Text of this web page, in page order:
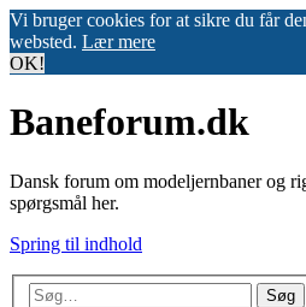
Vi bruger cookies for at sikre du får
websted. Lær mere
OK!
Baneforum.dk
Dansk forum om modeljernbaner og
spørgsmål her.
Spring til indhold
Søg